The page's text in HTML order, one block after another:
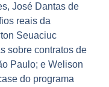
José Dantas de
reais da
Seuaciuc
sobre contratos de
Paulo; e Welison
do programa